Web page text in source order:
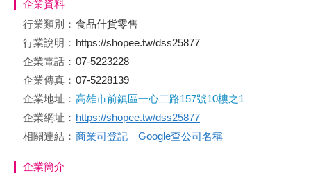
企業資料
行業類別： 食品什貨零售
行業說明： https://shopee.tw/dss25877
企業電話： 07-5223228
企業傳真： 07-5228139
企業地址： 高雄市前鎮區一心二路157號10樓之1
企業網址： https://shopee.tw/dss25877
相關連結： 商業司登記 ｜ Google查公司名稱
企業簡介